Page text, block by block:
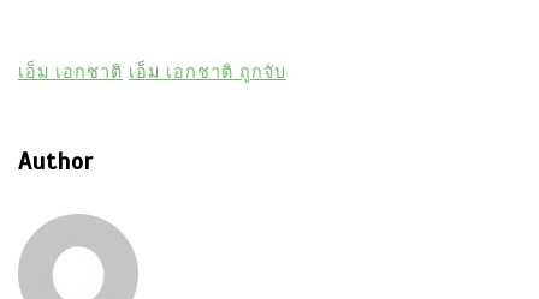
เอ็ม เอกชาติ เอ็ม เอกชาติ ถูกจับ
Author